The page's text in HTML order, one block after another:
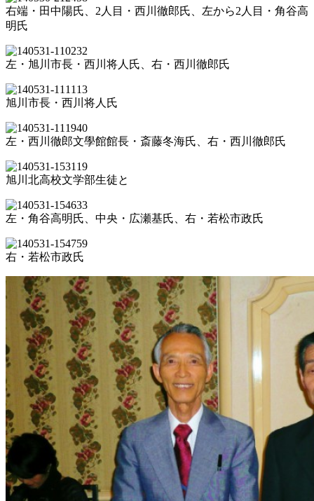
右端・田中陽氏、2人目・西川徹郎氏、左から2人目・角谷高
明氏
左・旭川市長・西川将人氏、右・西川徹郎氏
旭川市長・西川将人氏
左・西川徹郎文學館館長・斎藤冬海氏、右・西川徹郎氏
旭川北高校文学部生徒と
左・角谷高明氏、中央・広瀬基氏、右・若松市政氏
右・若松市政氏